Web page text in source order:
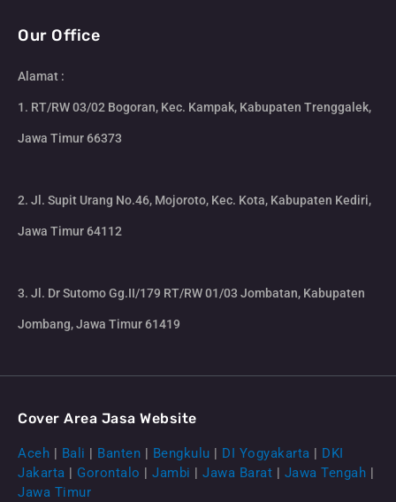
Our Office
Alamat :
1. RT/RW 03/02 Bogoran, Kec. Kampak, Kabupaten Trenggalek,
Jawa Timur 66373
2. Jl. Supit Urang No.46, Mojoroto, Kec. Kota, Kabupaten Kediri,
Jawa Timur 64112
3. Jl. Dr Sutomo Gg.II/179 RT/RW 01/03 Jombatan, Kabupaten
Jombang, Jawa Timur 61419
Cover Area Jasa Website
Aceh | Bali | Banten | Bengkulu | DI Yogyakarta | DKI
Jakarta | Gorontalo | Jambi | Jawa Barat | Jawa Tengah |
Jawa Timur